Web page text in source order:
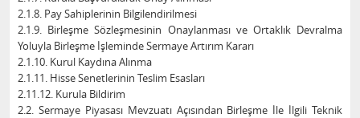
2.1.8. Pay Sahiplerinin Bilgilendirilmesi
2.1.9. Birleşme Sözleşmesinin Onaylanması ve Ortaklık Devralma
Yoluyla Birleşme İşleminde Sermaye Artırım Kararı
2.1.10. Kurul Kaydına Alınma
2.1.11. Hisse Senetlerinin Teslim Esasları
2.11.12. Kurula Bildirim
2.2. Sermaye Piyasası Mevzuatı Açısından Birleşme İle İlgili Teknik